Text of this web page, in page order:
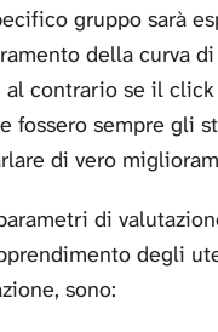
gruppo sarà
della curva
contrario se il
fossero sempre gli
di vero
di
degli
sono: